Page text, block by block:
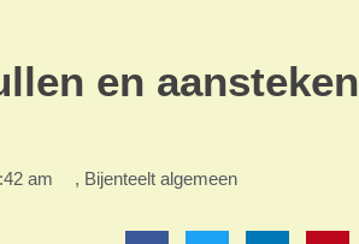
en aansteken
am , Bijenteelt algemeen